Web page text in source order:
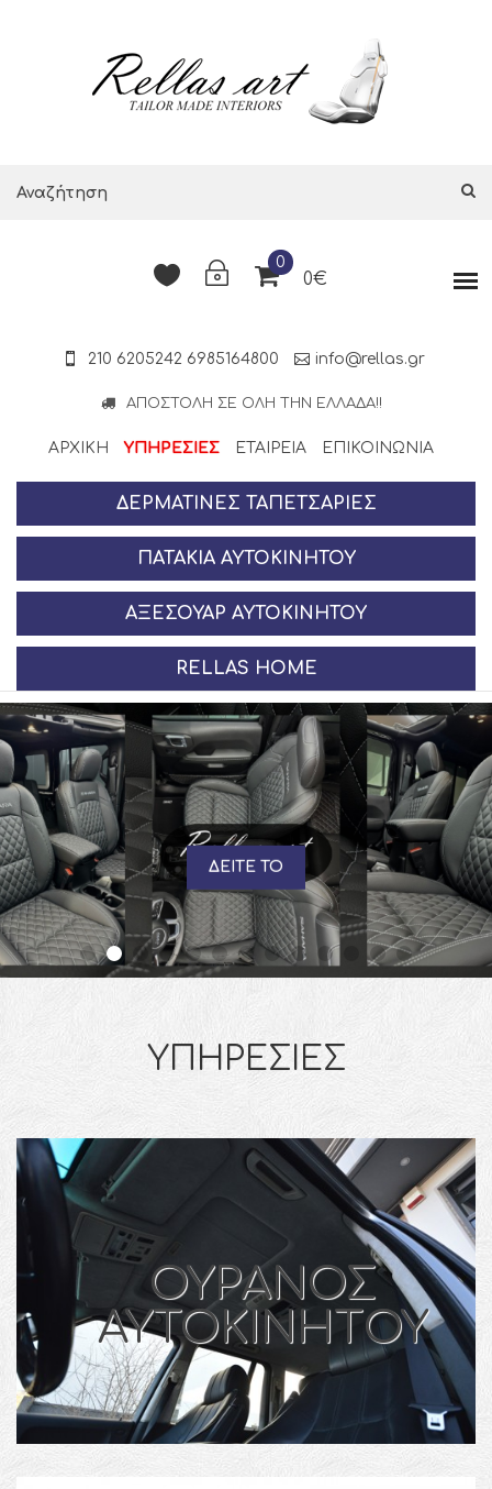
210 6205242 6985164800 info@rellas.gr
ΑΠΟΣΤΟΛΉ ΣΕ ΌΛΗ ΤΗΝ ΕΛΛΆΔΑ!!
ΑΡΧΙΚΗ ΥΠΗΡΕΣΙΕΣ ΕΤΑΙΡΕΊΑ ΕΠΙΚΟΙΝΩΝΊΑ
ΔΕΡΜΆΤΙΝΕΣ ΤΑΠΕΤΣΑΡΊΕΣ
ΠΑΤΆΚΙΑ ΑΥΤΟΚΙΝΉΤΟΥ
ΑΞΕΣΟΥΆΡ ΑΥΤΟΚΙΝΉΤΟΥ
RELLAS HOME
0
0€
ΔΕΙΤΕ ΤΟ
ΥΠΗΡΕΣΙΕΣ
ΟΥΡΑΝΟΣ
ΑΥΤΟΚΙΝΗΤOY